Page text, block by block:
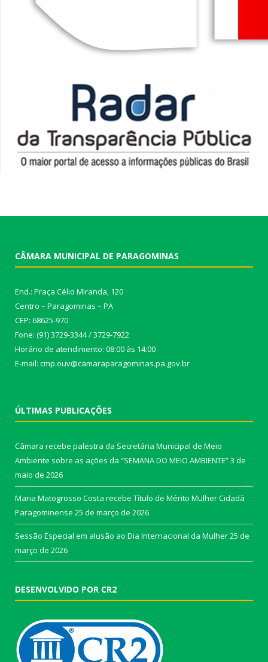
CÂMARA MUNICIPAL DE PARAGOMINAS
End.: Praça Célio Miranda, 120
Centro – Paragominas – PA
CEP: 68625-970
Fone: (91) 3729-3344 / 3729-7922
Horário de atendimento: 08:00 às 14:00
E-mail: cmp.ouv@camaraparagominas.pa.gov.br
ÚLTIMAS PUBLICAÇÕES
Câmara recebe palestra da Secretária Municipal de Meio
Ambiente sobre as ações da “SEMANA DO MEIO AMBIENTE”3 de
maio de 2026
Maria Matogrosso Costa recebe Título de Mérito Mulher Cidadã
Paragominense 25 de março de 2026
Sessão Especial em alusão ao Dia Internacional da Mulher25 de
março de 2026
DESENVOLVIDO POR CR2